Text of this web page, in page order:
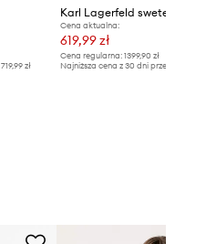
719,99 zł
Karl Lagerfeld sweter
Cena aktualna:
619,99 zł
Cena regularna: 1399,90 zł
Najniższa cena z 30 dni przed obniżką: